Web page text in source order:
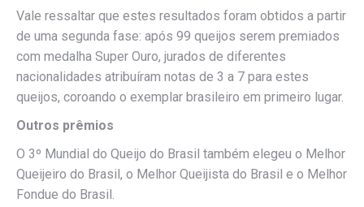
Vale ressaltar que estes resultados foram obtidos a partir
de uma segunda fase: após 99 queijos serem premiados
com medalha Super Ouro, jurados de diferentes
nacionalidades atribuíram notas de 3 a 7 para estes
queijos, coroando o exemplar brasileiro em primeiro lugar.
Outros prêmios
O 3º Mundial do Queijo do Brasil também elegeu o Melhor
Queijeiro do Brasil, o Melhor Queijista do Brasil e o Melhor
Fondue do Brasil.